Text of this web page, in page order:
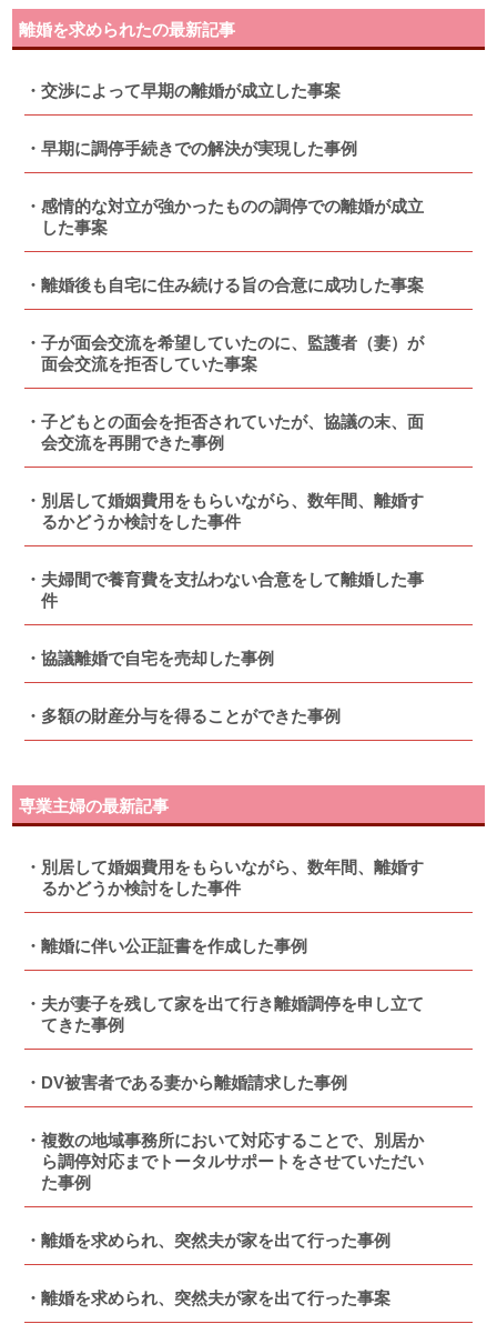
離婚を求められたの最新記事
交渉によって早期の離婚が成立した事案
早期に調停手続きでの解決が実現した事例
感情的な対立が強かったものの調停での離婚が成立
した事案
離婚後も自宅に住み続ける旨の合意に成功した事案
子が面会交流を希望していたのに、監護者（妻）が
面会交流を拒否していた事案
子どもとの面会を拒否されていたが、協議の末、面
会交流を再開できた事例
別居して婚姻費用をもらいながら、数年間、離婚す
るかどうか検討をした事件
夫婦間で養育費を支払わない合意をして離婚した事
件
協議離婚で自宅を売却した事例
多額の財産分与を得ることができた事例
専業主婦の最新記事
別居して婚姻費用をもらいながら、数年間、離婚す
るかどうか検討をした事件
離婚に伴い公正証書を作成した事例
夫が妻子を残して家を出て行き離婚調停を申し立て
てきた事例
DV被害者である妻から離婚請求した事例
複数の地域事務所において対応することで、別居か
ら調停対応までトータルサポートをさせていただい
た事例
離婚を求められ、突然夫が家を出て行った事例
離婚を求められ、突然夫が家を出て行った事案